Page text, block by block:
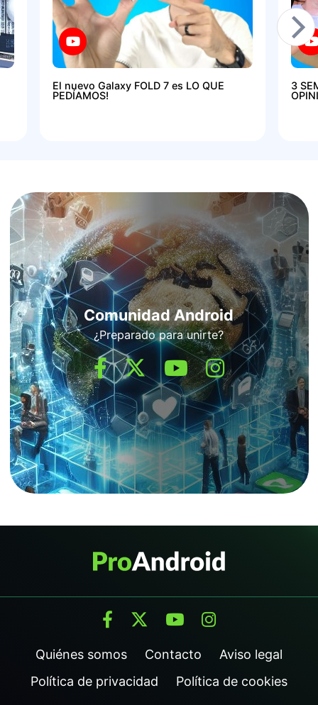
El nuevo Galaxy FOLD 7 es LO QUE
PEDÍAMOS!
3
Comunidad Android
¿Preparado para unirte?
Quiénes somos Contacto
Aviso legal
Política de privacidad
Política de cookies